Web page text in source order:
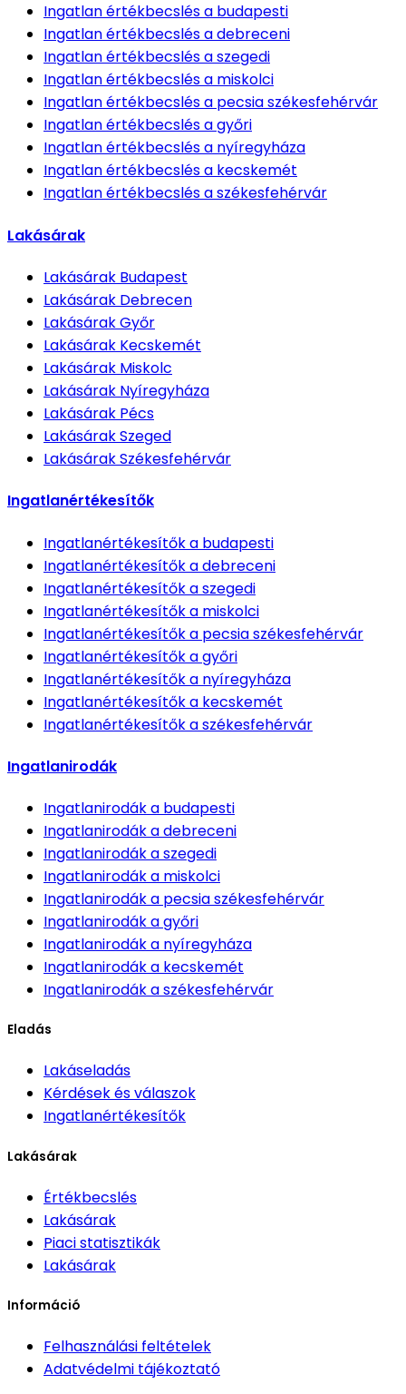
Ingatlan értékbecslésa budapesti
Ingatlan értékbecslésa debreceni
Ingatlan értékbecslésa szegedi
Ingatlan értékbecslésa miskolci
Ingatlan értékbecslésa pecsia székesfehérvár
Ingatlan értékbecslésa győri
Ingatlan értékbecslésa nyíregyháza
Ingatlan értékbecslésa kecskemét
Ingatlan értékbecslésa székesfehérvár
Lakásárak
Lakásárak Budapest
Lakásárak Debrecen
LakásárakGyőr
Lakásárak Kecskemét
Lakásárak Miskolc
Lakásárak Nyíregyháza
Lakásárak Pécs
LakásárakSzeged
LakásárakSzékesfehérvár
Ingatlanértékesítők
Ingatlanértékesítőka budapesti
Ingatlanértékesítőka debreceni
Ingatlanértékesítőka szegedi
Ingatlanértékesítőka miskolci
Ingatlanértékesítőka pecsia székesfehérvár
Ingatlanértékesítőka győri
Ingatlanértékesítőka nyíregyháza
Ingatlanértékesítőka kecskemét
Ingatlanértékesítőka székesfehérvár
Ingatlanirodák
Ingatlanirodáka budapesti
Ingatlanirodáka debreceni
Ingatlanirodáka szegedi
Ingatlanirodáka miskolci
Ingatlanirodáka pecsia székesfehérvár
Ingatlanirodáka győri
Ingatlanirodáka nyíregyháza
Ingatlanirodáka kecskemét
Ingatlanirodáka székesfehérvár
Eladás
Lakáseladás
Kérdések és válaszok
Ingatlanértékesítők
Lakásárak
Értékbecslés
Lakásárak
Piaci statisztikák
Lakásárak
Információ
Felhasználási feltételek
Adatvédelmi tájékoztató